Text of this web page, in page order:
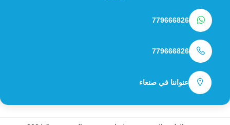
779666826
779666826
عنواننا في صنعاء